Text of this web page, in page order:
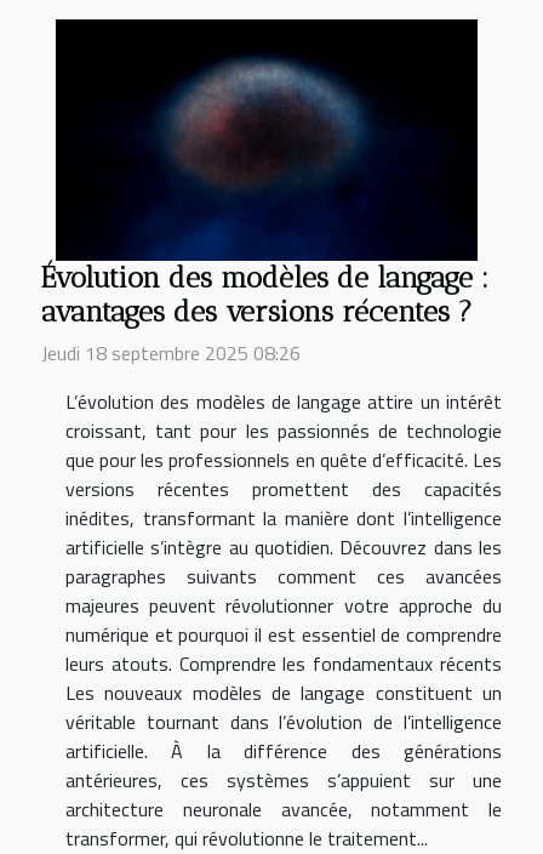
Évolution des modèles de langage :
avantages des versions récentes ?
Jeudi 18 septembre 2025 08:26
L’évolution des modèles de langage attire un intérêt
croissant, tant pour les passionnés de technologie
que pour les professionnels en quête d’efficacité. Les
versions récentes promettent des capacités
inédites, transformant la manière dont l’intelligence
artificielle s’intègre au quotidien. Découvrez dans les
paragraphes suivants comment ces avancées
majeures peuvent révolutionner votre approche du
numérique et pourquoi il est essentiel de comprendre
leurs atouts. Comprendre les fondamentaux récents
Les nouveaux modèles de langage constituent un
véritable tournant dans l’évolution de l’intelligence
artificielle. À la différence des générations
antérieures, ces systèmes s’appuient sur une
architecture neuronale avancée, notamment le
transformer, qui révolutionne le traitement...